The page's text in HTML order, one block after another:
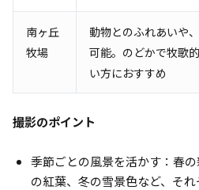
南ヶ丘
牧場
動物とのふれあいや
可能。のどかで牧歌
い方におすすめ
撮影のポイント
季節ごとの風景を活かす：春
の紅葉、冬の雪景色など、そ